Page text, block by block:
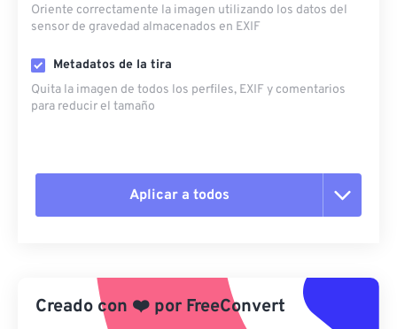
Oriente correctamente la imagen utilizando los datos del
sensor de gravedad almacenados en EXIF
Metadatos de la tira
Quita la imagen de todos los perfiles, EXIF ​​y comentarios
para reducir el tamaño
Aplicar a todos
Aplicar desde el ajuste preestablecido
Guardar como preestablecido
Creado con ❤️ por FreeConvert